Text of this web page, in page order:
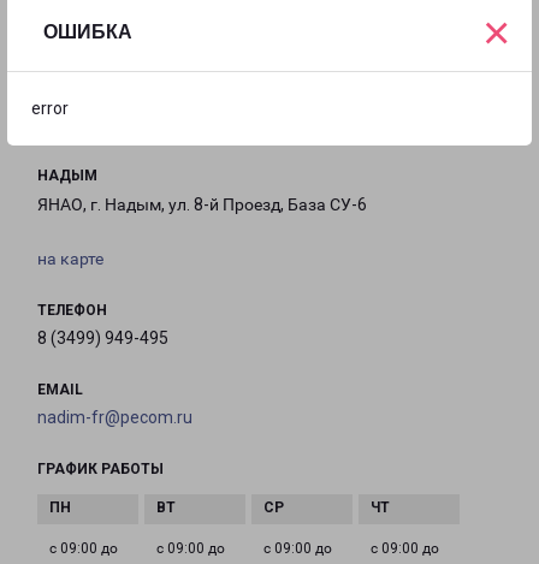
ОШИБКА
error
×
НАДЫМ
ЯНАО, г. Надым, ул. 8-й Проезд, База СУ-6
на карте
ТЕЛЕФОН
8 (3499) 949-495
EMAIL
nadim-fr@pecom.ru
ГРАФИК РАБОТЫ
с 09:00 до
с 09:00 до
с 09:00 до
с 09:00 до